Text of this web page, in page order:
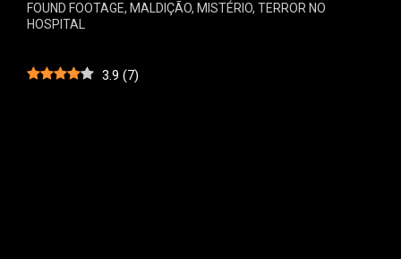
FOUND FOOTAGE, MALDIÇÃO, MISTÉRIO, TERROR NO
HOSPITAL
3.9 (7)